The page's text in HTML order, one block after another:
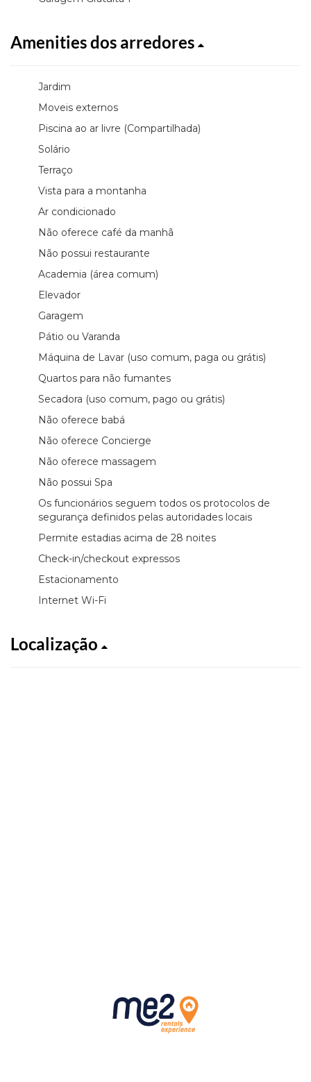
Amenities dos arredores
Jardim
Moveis externos
Piscina ao ar livre (Compartilhada)
Solário
Terraço
Vista para a montanha
Ar condicionado
Não oferece café da manhã
Não possui restaurante
Academia (área comum)
Elevador
Garagem
Pátio ou Varanda
Máquina de Lavar (uso comum, paga ou grátis)
Quartos para não fumantes
Secadora (uso comum, pago ou grátis)
Não oferece babá
Não oferece Concierge
Não oferece massagem
Não possui Spa
Os funcionários seguem todos os protocolos de
segurança definidos pelas autoridades locais
Permite estadias acima de 28 noites
Check-in/checkout expressos
Estacionamento
Internet Wi-Fi
Localização